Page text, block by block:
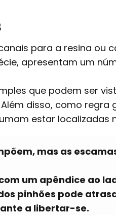
para a resina ou
apresentam um
que podem ser
disso, como regra
estar localizadas
mas as
um apêndice ao
pinhões pode
a libertar-se.